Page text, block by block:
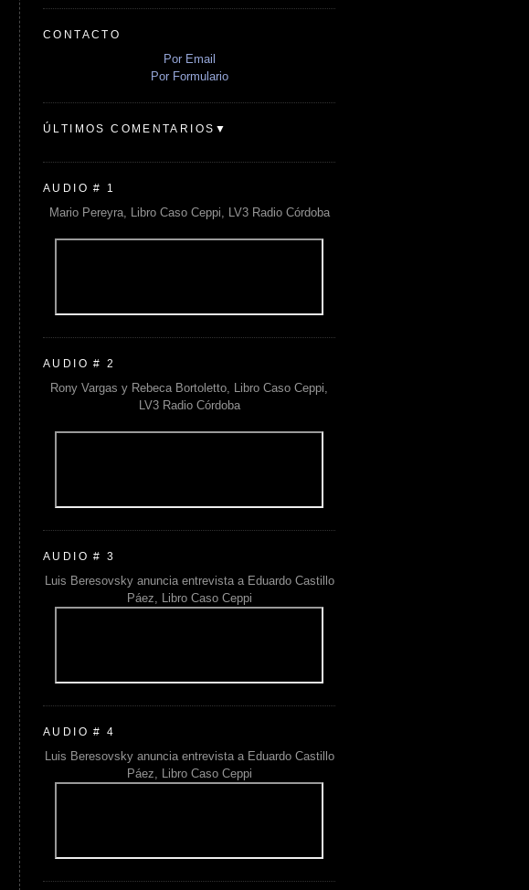
CONTACTO
Por Email
Por Formulario
ÚLTIMOS COMENTARIOS▼
AUDIO # 1
Mario Pereyra, Libro Caso Ceppi, LV3 Radio Córdoba
AUDIO # 2
Rony Vargas y Rebeca Bortoletto, Libro Caso Ceppi,
LV3 Radio Córdoba
AUDIO # 3
Luis Beresovsky anuncia entrevista a Eduardo Castillo
Páez, Libro Caso Ceppi
AUDIO # 4
Luis Beresovsky anuncia entrevista a Eduardo Castillo
Páez, Libro Caso Ceppi